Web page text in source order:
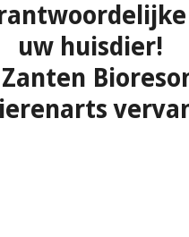
uw huisdier!